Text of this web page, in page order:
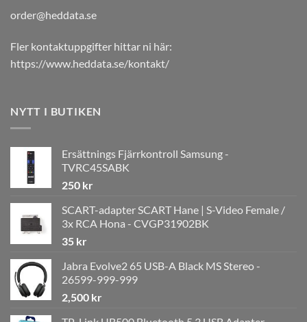
order@heddata.se
Fler kontaktuppgifter hittar ni här:
https://www.heddata.se/kontakt/
NYTT I BUTIKEN
Ersättnings Fjärrkontroll Samsung -
TVRC45SABK
250 kr
SCART-adapter SCART Hane | S-Video Female /
3x RCA Hona - CVGP31902BK
35 kr
Jabra Evolve2 65 USB-A Black MS Stereo -
26599-999-999
2,500 kr